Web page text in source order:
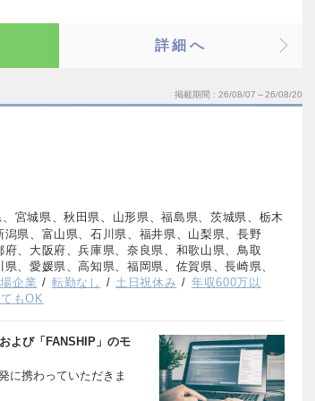
詳細へ
掲載期間 26/08/07～26/08/20
宮城県、秋田県、山形県、福島県、茨城県、栃木
県、富山県、石川県、福井県、山梨県、長野
、大阪府、兵庫県、奈良県、和歌山県、鳥取
、愛媛県、高知県、福岡県、佐賀県、長崎県、
場企業 転勤なし 土日祝休み
年収600万以
もOK
よび「FANSHIP」のモ
に携わっていただきま